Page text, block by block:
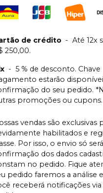
de crédito - Até 12x
250,00.
- 5 % de desconto.
estarão
do seu pedido.
promoções ou cupons.
vendas são exclusivas
habilitados e
Por isso, o envio só
dos dados
no pedido. Fique
pedido faremos a análise
receberá notificações